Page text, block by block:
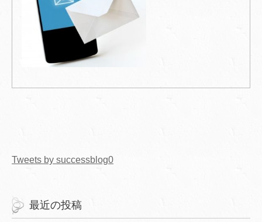
Tweets by successblog0
最近の投稿